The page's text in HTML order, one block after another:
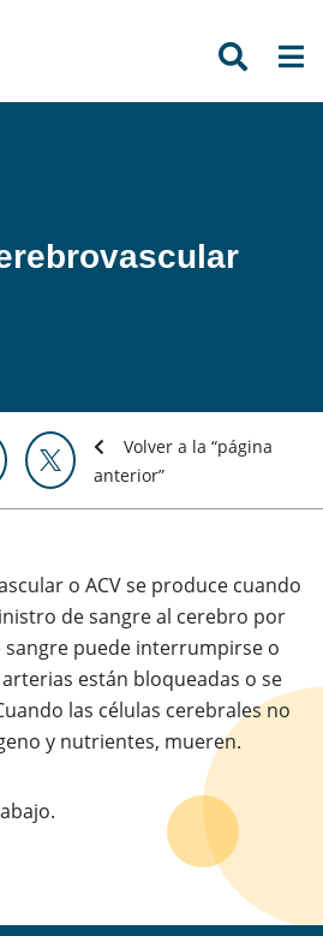
Volver a la “página
anterior”
o ACV se produce cuando
de sangre al cerebro por
sangre puede interrumpirse o
están bloqueadas o se
las células cerebrales no
y nutrientes, mueren.